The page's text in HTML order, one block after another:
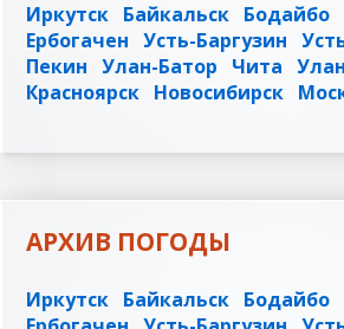
Иркутск Байкальск Бодайбо
Ербогачен Усть-Баргузин
Пекин Улан-Батор Чита
Красноярск Новосибирск
АРХИВ ПОГОДЫ
Иркутск Байкальск Бодайбо